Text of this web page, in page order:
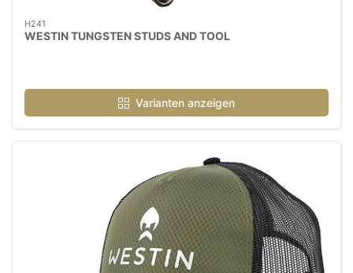
H241
WESTIN TUNGSTEN STUDS AND TOOL
Varianten anzeigen